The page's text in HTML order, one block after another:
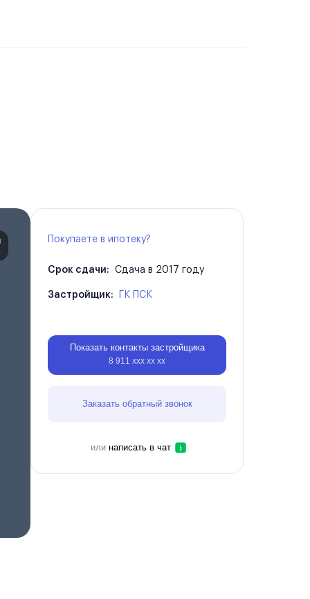
Покупаете в ипотеку?
Срок сдачи: Сдача в 2017 году
Застройщик: ГК ПСК
Показать контакты застройщика
8 911 ххх хх хх
Заказать обратный звонок
или написать в чат